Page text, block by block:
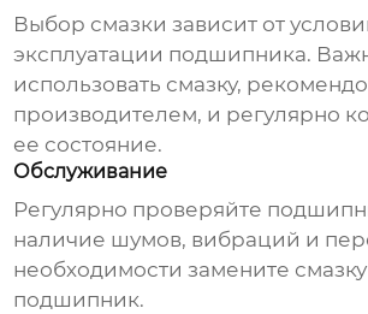
Выбор смазки зависит от
эксплуатации подшипника.
использовать смазку,
производителем, и регулярно
ее состояние.
Обслуживание
Регулярно проверяйте
наличие шумов, вибраций и
необходимости замените
подшипник.